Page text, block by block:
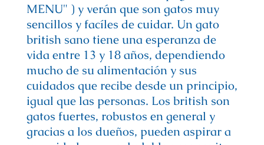
MENU" ) y verán que son gatos muy
sencillos y facíles de cuidar. Un gato
british sano tiene una esperanza de
vida entre 13 y 18 años, dependiendo
mucho de su alimentación y sus
cuidados que recibe desde un principio,
igual que las personas. Los british son
gatos fuertes, robustos en general y
gracias a los dueños, pueden aspirar a